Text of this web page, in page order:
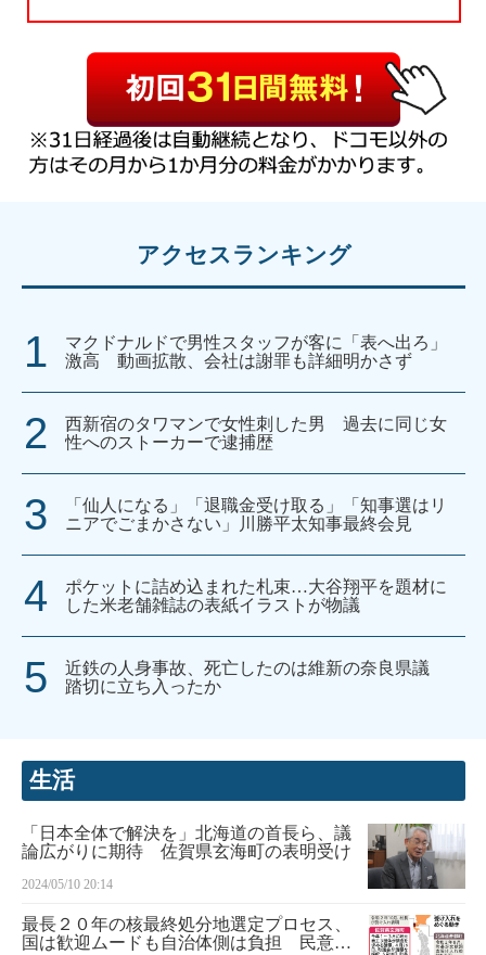
アクセスランキング
マクドナルドで男性スタッフが客に「表へ出ろ」
激高 動画拡散、会社は謝罪も詳細明かさず
西新宿のタワマンで女性刺した男 過去に同じ女
性へのストーカーで逮捕歴
「仙人になる」「退職金受け取る」「知事選はリ
ニアでごまかさない」川勝平太知事最終会見
ポケットに詰め込まれた札束…大谷翔平を題材に
した米老舗雑誌の表紙イラストが物議
近鉄の人身事故、死亡したのは維新の奈良県議
踏切に立ち入ったか
生活
「日本全体で解決を」北海道の首長ら、議
論広がりに期待 佐賀県玄海町の表明受け
2024/05/10 20:14
最長２０年の核最終処分地選定プロセス、
国は歓迎ムードも自治体側は負担 民意変